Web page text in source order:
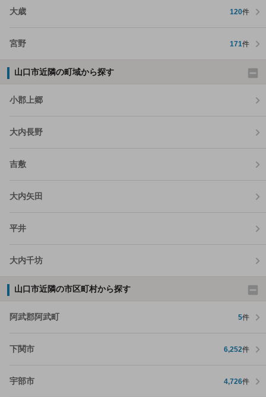
大歳 120件
宮野 171件
山口市近隣の町域から探す
小郡上郷
大内長野
吉敷
大内矢田
平井
大内千坊
山口市近隣の市区町村から探す
阿武郡阿武町 5件
下関市 6,252件
宇部市 4,726件